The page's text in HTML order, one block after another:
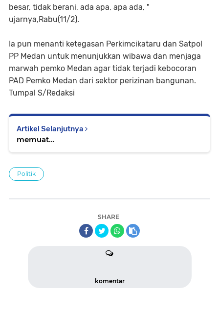
besar, tidak berani, ada apa, apa ada, "
ujarnya,Rabu(11/2).
Ia pun menanti ketegasan Perkimcikataru dan Satpol
PP Medan untuk menunjukkan wibawa dan menjaga
marwah pemko Medan agar tidak terjadi kebocoran
PAD Pemko Medan dari sektor perizinan bangunan.
Tumpal S/Redaksi
Artikel Selanjutnya
memuat...
Politik
SHARE
komentar